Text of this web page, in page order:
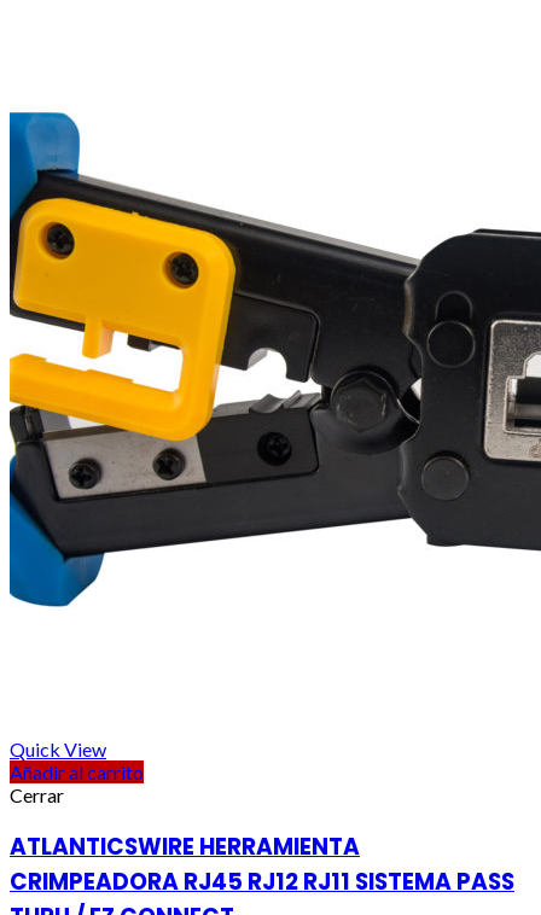
Quick View
Añadir al carrito
Cerrar
ATLANTICSWIRE HERRAMIENTA
CRIMPEADORA RJ45 RJ12 RJ11 SISTEMA PASS